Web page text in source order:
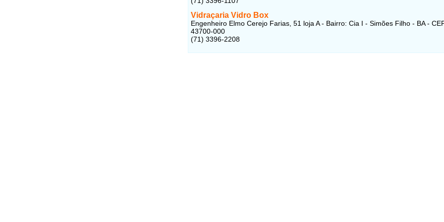
Vidraçaria Vidro Box
Engenheiro Elmo Cerejo Farias, 51 loja A - Bairro: Cia I - Simões Filho - BA -
43700-000
(71) 3396-2208